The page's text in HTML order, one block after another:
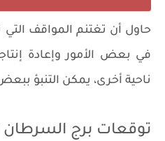
حاول أن تغتنم المواقف التي
في بعض الأمور وإعادة
ناحية أخرى، يمكن التنبؤ
توقعات برج السرطان